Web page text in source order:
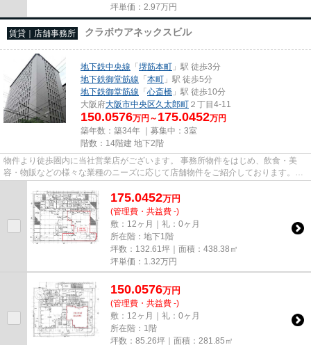
坪単価： 2.97万円
賃貸｜店舗事務所 クラボウアネックスビル
地下鉄中央線 「堺筋本町 」駅 徒歩3分
地下鉄御堂筋線 「本町 」駅 徒歩5分
地下鉄御堂筋線 「心斎橋 」駅 徒歩10分
大阪府大阪市中央区久太郎町 ２丁目4-11
150.0576万円～ 175.0452万円
築年数：築34年 ｜募集中： 3室
階数：14階建 地下2階
物件より徒歩圏内に当社営業店がございます。 事務所物件をはじめ、飲食・美
容・物販などの様々な業種のニーズに応じて店舗物件をご紹介しております。
尚、弊社ではおとり広告は一切...
175.0452万円
(管理費・共益費 -)
敷：12ヶ月｜礼：0ヶ月
所在階：地下1階
坪数：132.61坪｜面積：438.38㎡
坪単価： 1.32万円
150.0576万円
(管理費・共益費 -)
敷：12ヶ月｜礼：0ヶ月
所在階：1階
坪数：85.26坪｜面積：281.85㎡